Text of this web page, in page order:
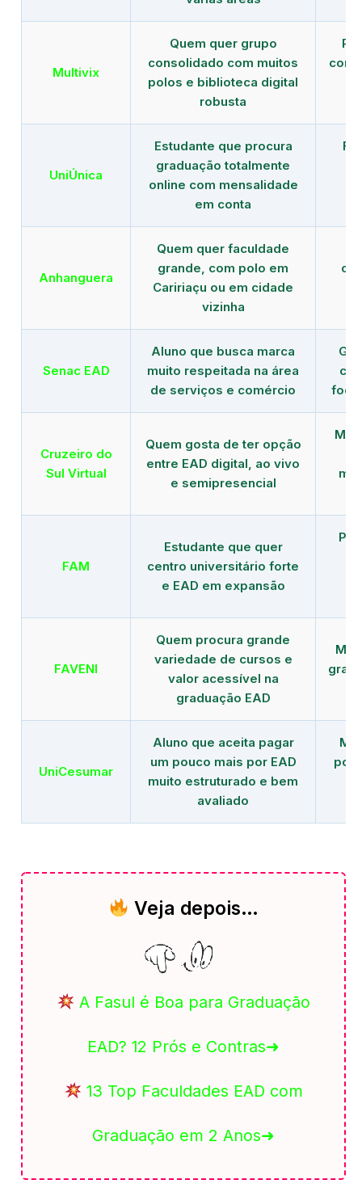
Multivix
Quem quer grupo
consolidado com muitos
polos e biblioteca digital
robusta
com
UniÚnica
Estudante que procura
graduação totalmente
online com mensalidade
em conta
Anhanguera
Quem quer faculdade
grande, com polo em
Caririaçu ou em cidade
vizinha
Senac EAD
Aluno que busca marca
muito respeitada na área
de serviços e comércio
foco
Cruzeiro do
Sul Virtual
Quem gosta de ter opção
entre EAD digital, ao vivo
e semipresencial
FAM
Estudante que quer
centro universitário forte
e EAD em expansão
FAVENI
Quem procura grande
variedade de cursos e
valor acessível na
graduação EAD
UniCesumar
Aluno que aceita pagar
um pouco mais por EAD
muito estruturado e bem
avaliado
Veja depois…
A Fasul é Boa para Graduação
EAD? 12 Prós e Contras➜
13 Top Faculdades EAD com
Graduação em 2 Anos➜